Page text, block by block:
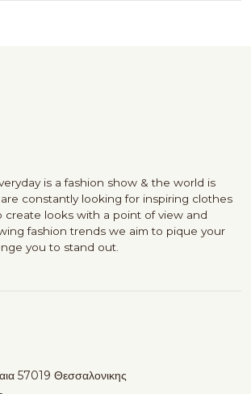
is a fashion show & the world is
constantly looking for inspiring clothes
create looks with a point of view and
fashion trends we aim to pique your
you to stand out.
57019 Θεσσαλονικης